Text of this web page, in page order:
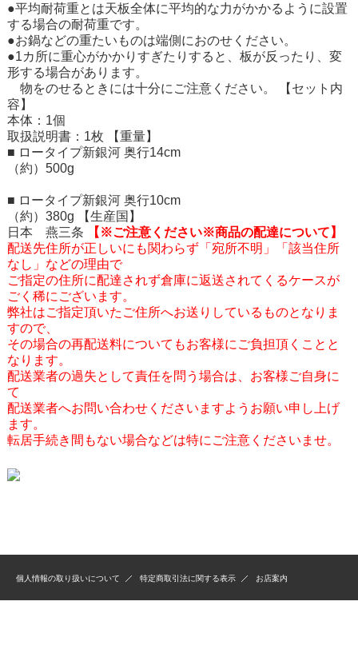
●平均耐荷重とは天板全体に平均的な力がかかるように設置
する場合の耐荷重です。
●お鍋などの重たいものは端側におのせください。
●1カ所に重心がかかりすぎたりすると、板が反ったり、変
形する場合があります。
物をのせるときには十分にご注意ください。
【セット内
容】
本体：1個
取扱説明書：1枚
【重量】
■ ロータイプ新銀河 奥行14cm
（約）500g
■ ロータイプ新銀河 奥行10cm
（約）380g
【生産国】
日本 燕三条
【※ご注意ください※商品の配達について】
配送先住所が正しいにも関わらず「宛所不明」「該当住所
なし」などの理由で
ご指定の住所に配達されず倉庫に返送されてくるケースが
ごく稀にございます。
弊社はご指定頂いたご住所へお送りしているものとなりま
すので、
その場合の再配送料についてもお客様にご負担頂くことと
なります。
配送業者の過失として責任を問う場合は、お客様ご自身に
て
配送業者へお問い合わせくださいますようお願い申し上げ
ます。
転居手続き間もない場合などは特にご注意くださいませ。
個人情報の取り扱いについて 特定商取引法に関する表示 お店案内